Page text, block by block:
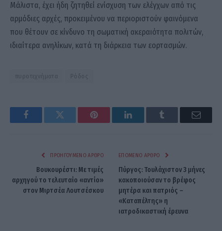
Μάλιστα, έχει ήδη ζητηθεί ενίσχυση των ελέγχων από τις
αρμόδιες αρχές, προκειμένου να περιοριστούν φαινόμενα
που θέτουν σε κίνδυνο τη σωματική ακεραιότητα πολιτών,
ιδιαίτερα ανηλίκων, κατά τη διάρκεια των εορτασμών.
πυροτεχνήματα Ρόδος
FacebookTwitter Pinterest LinkedInTumblr Email
ΠΡΟΗΓΟΎΜΕΝΟ ΆΡΘΡΟ
Βουκουρέστι: Με τιμές
αρχηγού το τελευταίο «αντίο»
στον Μιρτσέα Λουτσέσκου
ΕΠΌΜΕΝΟ ΆΡΘΡΟ
Πύργος: Τουλάχιστον 3 μήνες
κακοποιούσαν το βρέφος
μητέρα και πατριός –
«Καταπέλτης» η
ιατροδικαστική έρευνα